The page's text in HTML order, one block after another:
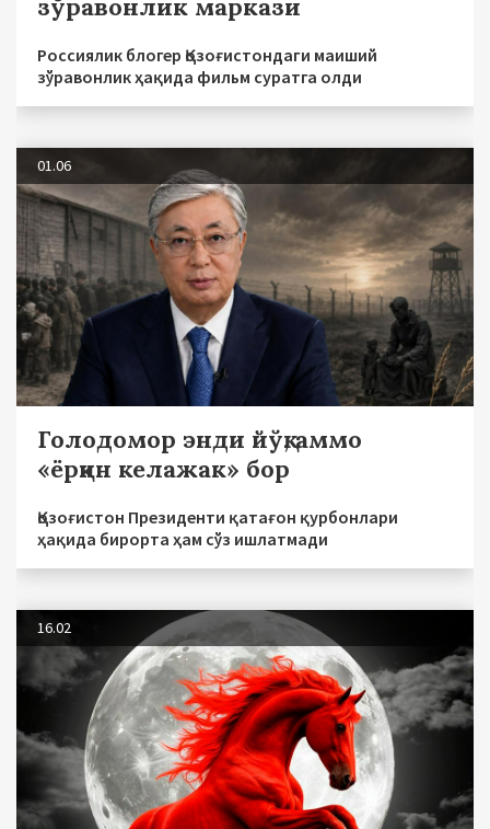
зўравонлик маркази
Россиялик блогер Қозоғистондаги маиший
зўравонлик ҳақида фильм суратга олди
01.06
Голодомор энди йўқ, аммо
«ёрқин келажак» бор
Қозоғистон Президенти қатағон қурбонлари
ҳақида бирорта ҳам сўз ишлатмади
16.02